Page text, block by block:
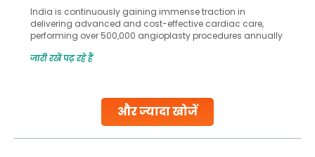
और ज्यादा खोजें
India is continuously gaining immense traction in
delivering advanced and cost-effective cardiac care,
performing over 500,000 angioplasty procedures annually
globe are searching for treatments like angioplasty and
Studies, such as one published
जारी रखें पढ़ रहे हैं